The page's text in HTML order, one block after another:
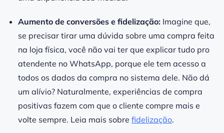
Aumento de conversões e fidelização: Imagine que,
se precisar tirar uma dúvida sobre uma compra feita
na loja física, você não vai ter que explicar tudo pro
atendente no WhatsApp, porque ele tem acesso a
todos os dados da compra no sistema dele. Não dá
um alívio? Naturalmente, experiências de compra
positivas fazem com que o cliente compre mais e
volte sempre. Leia mais sobre fidelização.